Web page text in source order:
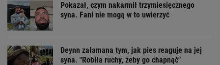
Pokazał, czym nakarmił trzymiesięcznego
syna. Fani nie mogą w to uwierzyć
Deynn załamana tym, jak pies reaguje na jej
syna. "Robiła ruchy, żeby go chapnąć"